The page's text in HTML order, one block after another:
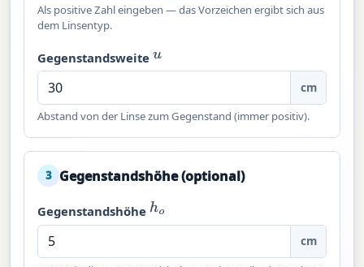
Als positive Zahl eingeben — das Vorzeichen ergibt sich aus
dem Linsentyp.
Gegenstandsweiteu
cm
Abstand von der Linse zum Gegenstand (immer positiv).
3 Gegenstandshöhe (optional)
Gegenstandshöhe ho
cm